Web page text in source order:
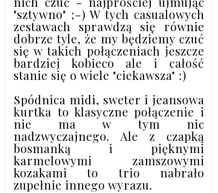
"sztywno" ;-) W tych casualowych
zestawach sprawdzą się równie
dobrze tyle, że my będziemy czuć
się w takich połączeniach jeszcze
bardziej kobieco ale i całość
stanie się o wiele "ciekawsza" :)
Spódnica midi, sweter i jeansowa
kurtka to klasyczne połączenie i
nie ma w tym nic
nadzwyczajnego. Ale z czapką
bosmanką i pięknymi
karmelowymi zamszowymi
kozakami to trio nabrało
zupełnie innego wyrazu.